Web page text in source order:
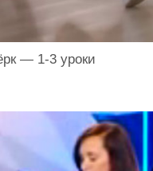
— 1-3 уроки